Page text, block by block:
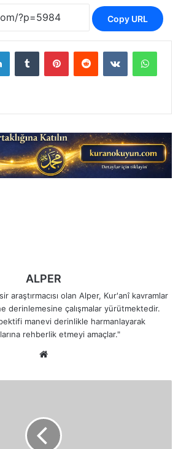
Copy URL
LinkedInTumblr PinterestReddit VKontakte
ALPER
araştırmacısı olan Alper, Kur'anî kavramlar
derinlemesine çalışmalar yürütmektedir.
manevi derinlikle harmanlayarak
rehberlik etmeyi amaçlar."